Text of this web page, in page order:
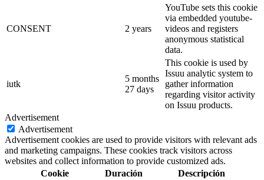
CONSENT 2 years
YouTube sets this cookie
via embedded youtube-
videos and registers
anonymous statistical
data.
iutk
5 months
27 days
This cookie is used by
Issuu analytic system to
gather information
regarding visitor activity
on Issuu products.
Advertisement
Advertisement
Advertisement cookies are used to provide visitors with relevant ads
and marketing campaigns. These cookies track visitors across
websites and collect information to provide customized ads.
Cookie
Duración Descripción